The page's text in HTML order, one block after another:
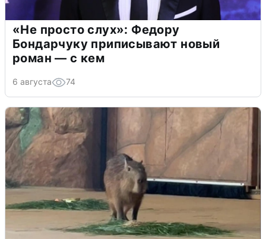
«Не просто слух»: Федору
Бондарчуку приписывают новый
роман — с кем
6 августа 74